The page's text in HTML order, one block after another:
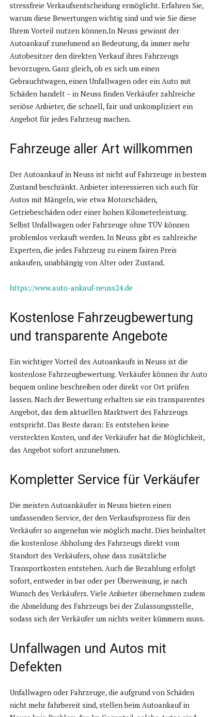
stressfreie Verkaufsentscheidung ermöglicht. Erfahren Sie,
warum diese Bewertungen wichtig sind und wie Sie diese
Ihrem Vorteil nutzen können.In Neuss gewinnt der
Autoankauf zunehmend an Bedeutung, da immer mehr
Autobesitzer den direkten Verkauf ihres Fahrzeugs
bevorzugen. Ganz gleich, ob es sich um einen
Gebrauchtwagen, einen Unfallwagen oder ein Auto mit
Schäden handelt – in Neuss finden Verkäufer zahlreiche
seriöse Anbieter, die schnell, fair und unkompliziert ein
Angebot für jedes Fahrzeug machen.
Fahrzeuge aller Art willkommen
Der Autoankauf in Neuss ist nicht auf Fahrzeuge in bestem
Zustand beschränkt. Anbieter interessieren sich auch für
Autos mit Mängeln, wie etwa Motorschäden,
Getriebeschäden oder einer hohen Kilometerleistung.
Selbst Unfallwagen oder Fahrzeuge ohne TÜV können
problemlos verkauft werden. In Neuss gibt es zahlreiche
Experten, die jedes Fahrzeug zu einem fairen Preis
ankaufen, unabhängig von Alter oder Zustand.
https://www.auto-ankauf-neuss24.de
Kostenlose Fahrzeugbewertung
und transparente Angebote
Ein wichtiger Vorteil des Autoankaufs in Neuss ist die
kostenlose Fahrzeugbewertung. Verkäufer können ihr Auto
bequem online beschreiben oder direkt vor Ort prüfen
lassen. Nach der Bewertung erhalten sie ein transparentes
Angebot, das dem aktuellen Marktwert des Fahrzeugs
entspricht. Das Beste daran: Es entstehen keine
versteckten Kosten, und der Verkäufer hat die Möglichkeit,
das Angebot sofort anzunehmen.
Kompletter Service für Verkäufer
Die meisten Autoankäufer in Neuss bieten einen
umfassenden Service, der den Verkaufsprozess für den
Verkäufer so angenehm wie möglich macht. Dies beinhaltet
die kostenlose Abholung des Fahrzeugs direkt vom
Standort des Verkäufers, ohne dass zusätzliche
Transportkosten entstehen. Auch die Bezahlung erfolgt
sofort, entweder in bar oder per Überweisung, je nach
Wunsch des Verkäufers. Viele Anbieter übernehmen zudem
die Abmeldung des Fahrzeugs bei der Zulassungsstelle,
sodass sich der Verkäufer um nichts weiter kümmern muss.
Unfallwagen und Autos mit
Defekten
Unfallwagen oder Fahrzeuge, die aufgrund von Schäden
nicht mehr fahrbereit sind, stellen beim Autoankauf in